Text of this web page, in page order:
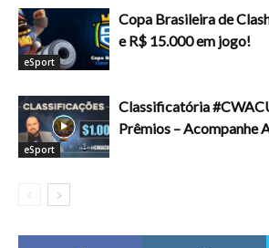
eSport
Copa Brasileira de
e R$ 15.000 em jogo!
eSport
Classificatória
Prêmios – Acompanhe